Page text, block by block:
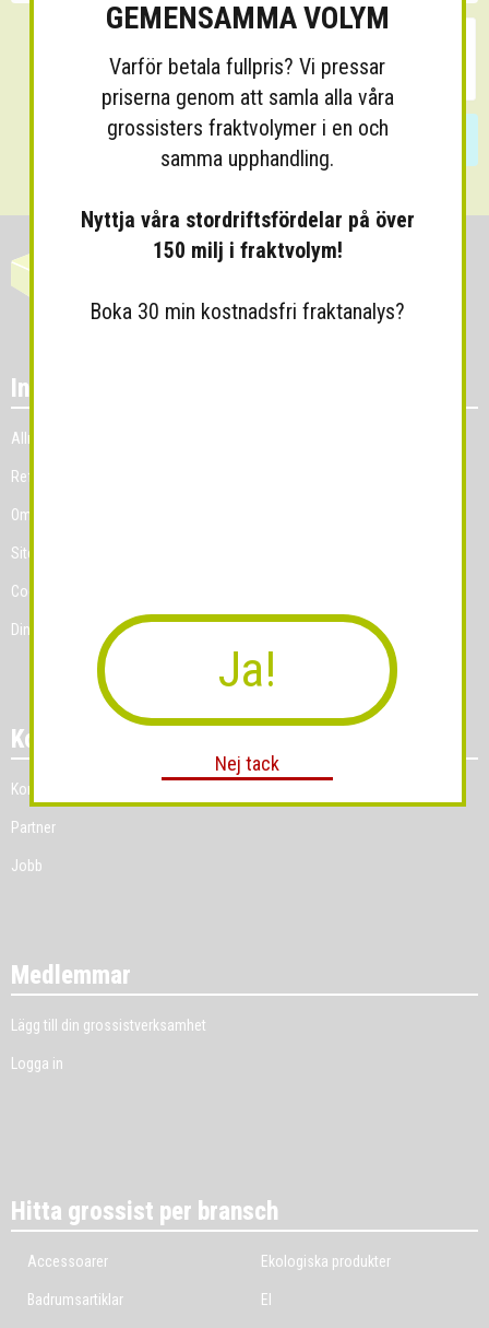
Information
Allmänna villkor
Referenskunder
Om Grossist.se
Sitemap
Cookies
Dina Cookie-prefenser
Kontakt
Kontakt
Partner
Jobb
Medlemmar
Lägg till din grossistverksamhet
Logga in
Hitta grossist per bransch
Accessoarer
Badrumsartiklar
Ekologiska produkter
El
GEMENSAMMA VOLYM
Varför betala fullpris? Vi pressar
priserna genom att samla alla våra
grossisters fraktvolymer i en och
samma upphandling.
Nyttja våra stordriftsfördelar på över
150 milj i fraktvolym!
Boka 30 min kostnadsfri fraktanalys?
Ja!
Nej tack